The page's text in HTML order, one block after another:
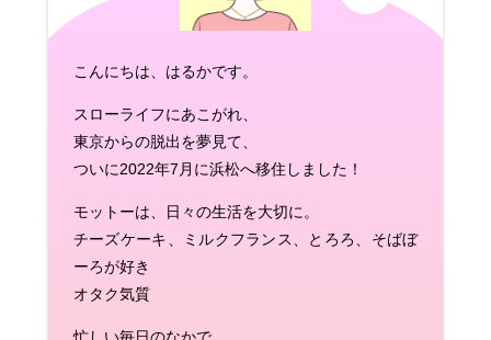
こんにちは、はるかです。
スローライフにあこがれ、
東京からの脱出を夢見て、
ついに2022年7月に浜松へ移住しました！
モットーは、日々の生活を大切に。
チーズケーキ、ミルクフランス、とろろ、そばぼ
ーろが好き
オタク気質
忙しい毎日のなかで、